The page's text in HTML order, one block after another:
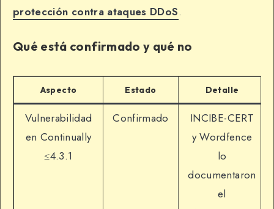
protección contra ataques DDoS.
Qué está confirmado y qué no
Aspecto Estado Detalle
Vulnerabilidad
en Continually
≤4.3.1
Confirmado
INCIBE-CERT
y Wordfence
lo
documentaron
el